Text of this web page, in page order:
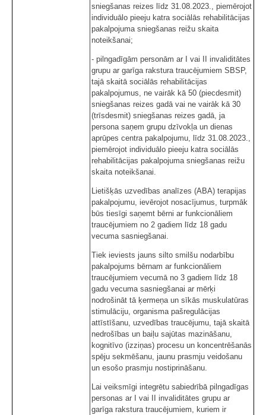
sniegšanas reizes līdz 31.08.2023., piemērojot
individuālo pieeju katra sociālās rehabilitācijas
pakalpojuma sniegšanas reižu skaita
noteikšanai;
- pilngadīgām personām ar I vai II invaliditātes
grupu ar garīga rakstura traucējumiem SBSP,
tajā skaitā sociālās rehabilitācijas
pakalpojumus, ne vairāk kā 50 (piecdesmit)
sniegšanas reizes gadā vai ne vairāk kā 30
(trīsdesmit) sniegšanas reizes gadā, ja
persona saņem grupu dzīvokļa un dienas
aprūpes centra pakalpojumu, līdz 31.08.2023.,
piemērojot individuālo pieeju katra sociālās
rehabilitācijas pakalpojuma sniegšanas reižu
skaita noteikšanai.
Lietišķās uzvedības analīzes (ABA) terapijas
pakalpojumu, ievērojot nosacījumus, turpmāk
būs tiesīgi saņemt bērni ar funkcionāliem
traucējumiem no 2 gadiem līdz 18 gadu
vecuma sasniegšanai.
Tiek ieviests jauns silto smilšu nodarbību
pakalpojums bērnam ar funkcionāliem
traucējumiem vecumā no 3 gadiem līdz 18
gadu vecuma sasniegšanai ar mērķi
nodrošināt tā ķermeņa un sīkās muskulatūras
stimulāciju, organisma pašregulācijas
attīstīšanu, uzvedības traucējumu, tajā skaitā
nedrošības un baiļu sajūtas mazināšanu,
kognitīvo (izziņas) procesu un koncentrēšanās
spēju sekmēšanu, jaunu prasmju veidošanu
un esošo prasmju nostiprināšanu.
Lai veiksmīgi integrētu sabiedrībā pilngadīgas
personas ar I vai II invaliditātes grupu ar
garīga rakstura traucējumiem, kuriem ir